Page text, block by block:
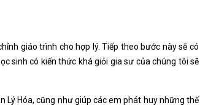
giáo trình cho hợp lý. Tiếp theo bước này sẽ có
sinh có kiến thức khá giỏi gia sư của chúng tôi sẽ
Hóa, cũng như giúp các em phát huy những thế